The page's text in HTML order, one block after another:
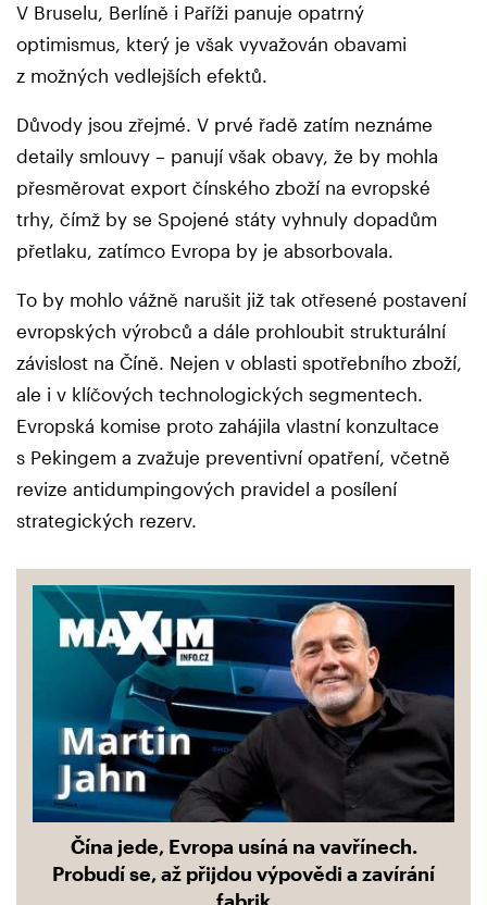
V Bruselu, Berlíně i Paříži panuje opatrný
optimismus, který je však vyvažován obavami
z možných vedlejších efektů.
Důvody jsou zřejmé. V prvé řadě zatím neznáme
detaily smlouvy – panují však obavy, že by mohla
přesměrovat export čínského zboží na evropské
trhy, čímž by se Spojené státy vyhnuly dopadům
přetlaku, zatímco Evropa by je absorbovala.
To by mohlo vážně narušit již tak otřesené postavení
evropských výrobců a dále prohloubit strukturální
závislost na Číně. Nejen v oblasti spotřebního zboží,
ale i v klíčových technologických segmentech.
Evropská komise proto zahájila vlastní konzultace
s Pekingem a zvažuje preventivní opatření, včetně
revize antidumpingových pravidel a posílení
strategických rezerv.
Čína jede, Evropa usíná na vavřínech.
Probudí se, až přijdou výpovědi a zavírání